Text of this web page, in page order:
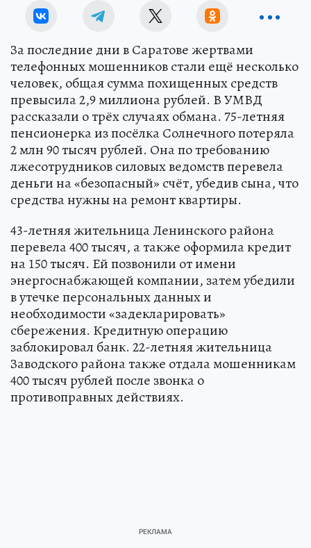
За последние дни в Саратове жертвами
телефонных мошенников стали ещё несколько
человек, общая сумма похищенных средств
превысила 2,9 миллиона рублей. В УМВД
рассказали о трёх случаях обмана. 75-летняя
пенсионерка из посёлка Солнечного потеряла
2 млн 90 тысяч рублей. Она по требованию
лжесотрудников силовых ведомств перевела
деньги на «безопасный» счёт, убедив сына, что
средства нужны на ремонт квартиры.
43-летняя жительница Ленинского района
перевела 400 тысяч, а также оформила кредит
на 150 тысяч. Ей позвонили от имени
энергоснабжающей компании, затем убедили
в утечке персональных данных и
необходимости «задекларировать»
сбережения. Кредитную операцию
заблокировал банк. 22-летняя жительница
Заводского района также отдала мошенникам
400 тысяч рублей после звонка о
противоправных действиях.